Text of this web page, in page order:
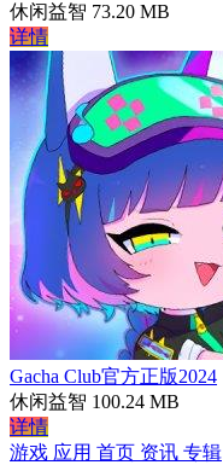
休闲益智 73.20 MB
详情
Gacha Club官方正版2024
休闲益智 100.24 MB
详情
游戏 应用 首页 资讯 专辑